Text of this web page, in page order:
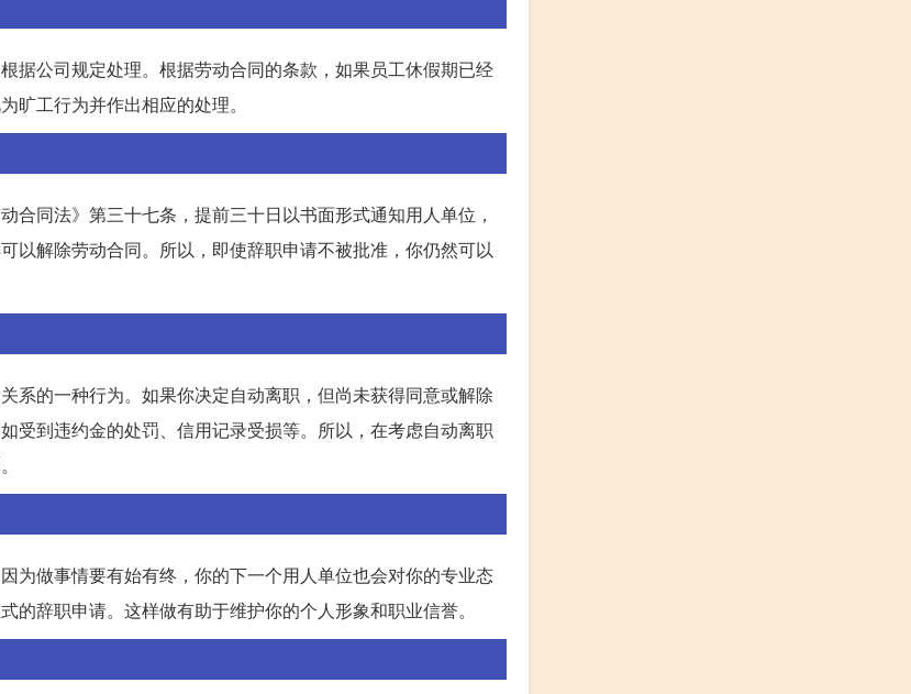
据公司规定处理。根据劳动合同的条款，如果员工休假期已经
旷工行为并作出相应的处理。
同法》第三十七条，提前三十日以书面形式通知用人单位，
以解除劳动合同。所以，即使辞职申请不被批准，你仍然可以
系的一种行为。如果你决定自动离职，但尚未获得同意或解除
受到违约金的处罚、信用记录受损等。所以，在考虑自动离职
为做事情要有始有终，你的下一个用人单位也会对你的专业态
辞职申请。这样做有助于维护你的个人形象和职业信誉。